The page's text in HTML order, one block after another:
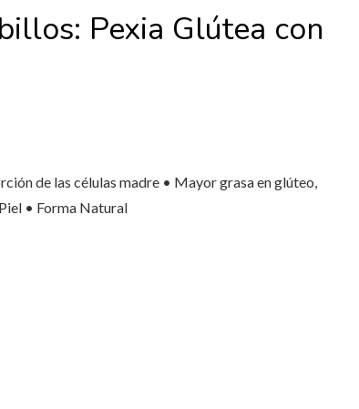
Pexia Glútea con
de las células madre • Mayor grasa en glúteo,
• Forma Natural